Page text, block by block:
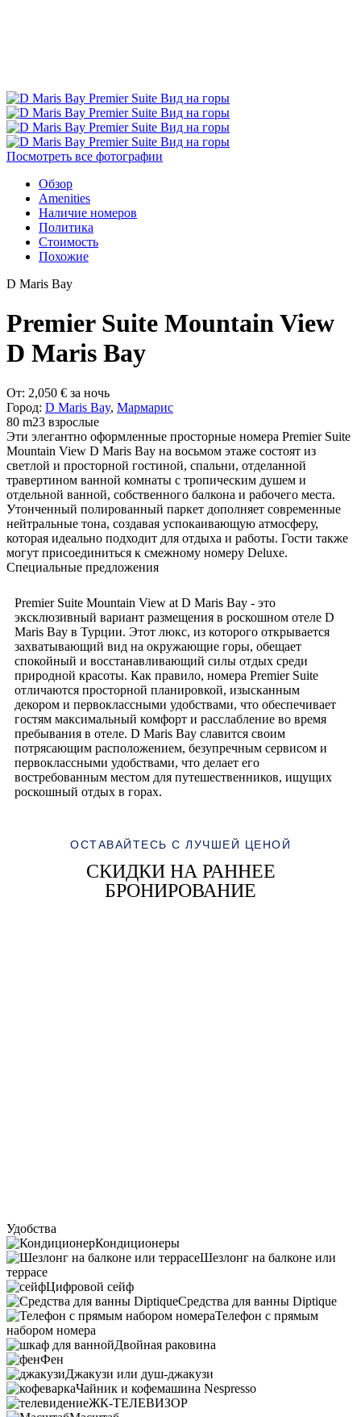
Посмотреть все фотографии
Обзор
Amenities
Наличие номеров
Политика
Стоимость
Похожие
D Maris Bay
Premier Suite Mountain View
D Maris Bay
От: 2,050 € за ночь
Город: D Maris Bay, Мармарис
80 m23 взрослые
Эти элегантно оформленные просторные номера Premier Suite
Mountain View D Maris Bay на восьмом этаже состоят из
светлой и просторной гостиной, спальни, отделанной
травертином ванной комнаты с тропическим душем и
отдельной ванной, собственного балкона и рабочего места.
Утонченный полированный паркет дополняет современные
нейтральные тона, создавая успокаивающую атмосферу,
которая идеально подходит для отдыха и работы. Гости также
могут присоединиться к смежному номеру Deluxe.
Специальные предложения
Premier Suite Mountain View at D Maris Bay - это
эксклюзивный вариант размещения в роскошном отеле D
Maris Bay в Турции. Этот люкс, из которого открывается
захватывающий вид на окружающие горы, обещает
спокойный и восстанавливающий силы отдых среди
природной красоты. Как правило, номера Premier Suite
отличаются просторной планировкой, изысканным
декором и первоклассными удобствами, что обеспечивает
гостям максимальный комфорт и расслабление во время
пребывания в отеле. D Maris Bay славится своим
потрясающим расположением, безупречным сервисом и
первоклассными удобствами, что делает его
востребованным местом для путешественников, ищущих
роскошный отдых в горах.
ОСТАВАЙТЕСЬ С ЛУЧШЕЙ ЦЕНОЙ
СКИДКИ НА РАННЕЕ
БРОНИРОВАНИЕ
Удобства
Кондиционеры
Шезлонг на балконе или
террасе
Цифровой сейф
Средства для ванны Diptique
Телефон с прямым
набором номера
Двойная раковина
Фен
Джакузи или душ-джакузи
Чайник и кофемашина Nespresso
ЖК-ТЕЛЕВИЗОР